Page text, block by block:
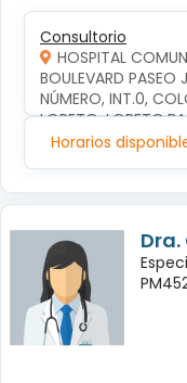
Consultorio
HOSPITAL
BOULEVARD PASEO
NÚMERO, INT.0,
LORETO,
Horarios